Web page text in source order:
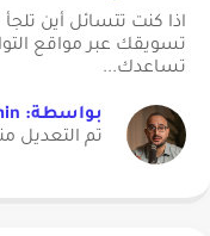
اذا كنت تتسائل أين
تسويقك عبر مواقع
تساعدك...
بواسطة: Snaptech Admin
تم التعديل منذ 1